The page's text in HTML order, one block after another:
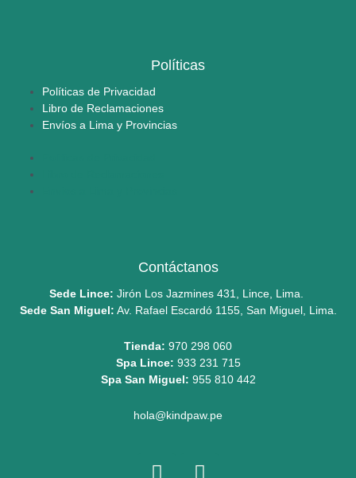
Políticas
Políticas de Privacidad
Libro de Reclamaciones
Envíos a Lima y Provincias
Contáctanos
Sede Lince: Jirón Los Jazmines 431, Lince, Lima.
Sede San Miguel: Av. Rafael Escardó 1155, San Miguel, Lima.
Tienda: 970 298 060
Spa Lince: 933 231 715
Spa San Miguel: 955 810 442
hola@kindpaw.pe
I
F